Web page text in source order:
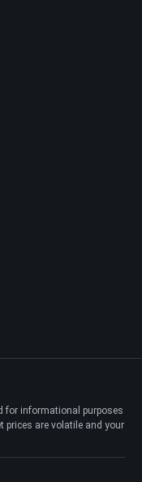
for informational purposes
prices are volatile and your